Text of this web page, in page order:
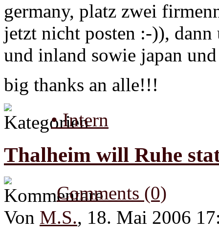
germany, platz zwei
jetzt nicht posten :-)),
und inland sowie japan
big thanks an alle!!!
• Intern
Thalheim will Ruhe
Comments (0)
Von M.S., 18. Mai 2006